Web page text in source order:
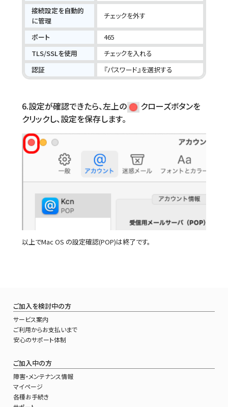
接続設定を自動的
に管理
チェックを外す
ポート
465
TLS/SSLを使用
チェックを入れる
認証
『パスワード』を選択する
6.設定が確認できたら、左上の
クローズボタンを
クリックし、設定を保存します。
以上でMac OS の設定確認(POP)は終了です。
ご加入を検討中の方
サービス案内
ご利用からお支払いまで
安心のサポート体制
ご加入中の方
障害・メンテナンス情報
マイページ
各種お手続き